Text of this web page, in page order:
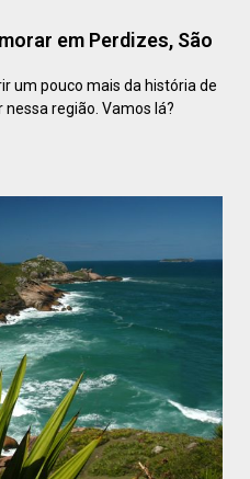
em Perdizes, São
um pouco mais da história de
região. Vamos lá?